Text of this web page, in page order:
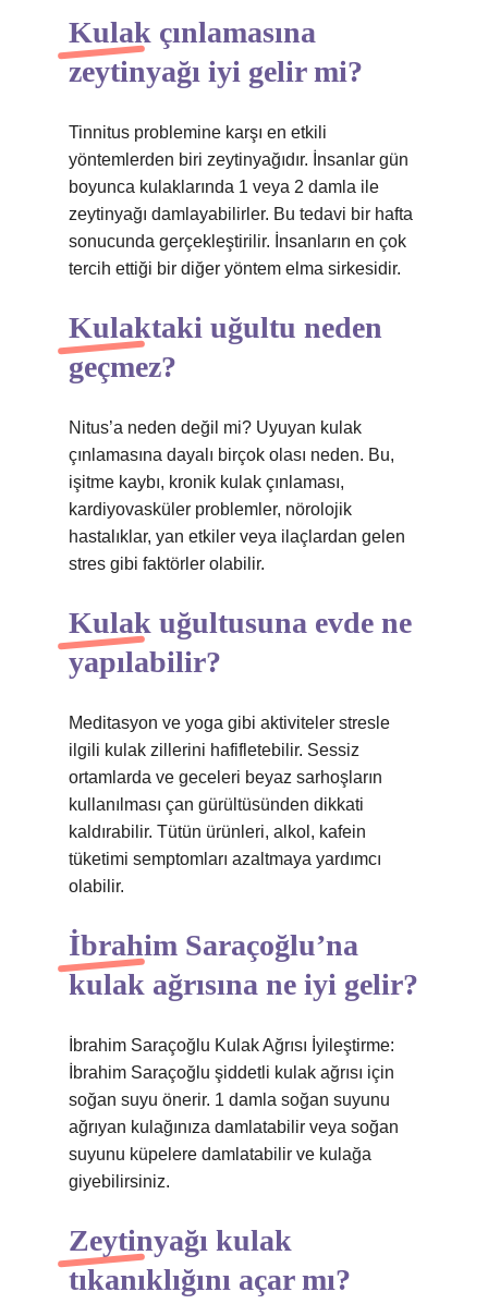
Kulak çınlamasına
zeytinyağı iyi gelir mi?
Tinnitus problemine karşı en etkili
yöntemlerden biri zeytinyağıdır. İnsanlar gün
boyunca kulaklarında 1 veya 2 damla ile
zeytinyağı damlayabilirler. Bu tedavi bir hafta
sonucunda gerçekleştirilir. İnsanların en çok
tercih ettiği bir diğer yöntem elma sirkesidir.
Kulaktaki uğultu neden
geçmez?
Nitus’a neden değil mi? Uyuyan kulak
çınlamasına dayalı birçok olası neden. Bu,
işitme kaybı, kronik kulak çınlaması,
kardiyovasküler problemler, nörolojik
hastalıklar, yan etkiler veya ilaçlardan gelen
stres gibi faktörler olabilir.
Kulak uğultusuna evde ne
yapılabilir?
Meditasyon ve yoga gibi aktiviteler stresle
ilgili kulak zillerini hafifletebilir. Sessiz
ortamlarda ve geceleri beyaz sarhoşların
kullanılması çan gürültüsünden dikkati
kaldırabilir. Tütün ürünleri, alkol, kafein
tüketimi semptomları azaltmaya yardımcı
olabilir.
İbrahim Saraçoğlu’na
kulak ağrısına ne iyi gelir?
İbrahim Saraçoğlu Kulak Ağrısı İyileştirme:
İbrahim Saraçoğlu şiddetli kulak ağrısı için
soğan suyu önerir. 1 damla soğan suyunu
ağrıyan kulağınıza damlatabilir veya soğan
suyunu küpelere damlatabilir ve kulağa
giyebilirsiniz.
Zeytinyağı kulak
tıkanıklığını açar mı?